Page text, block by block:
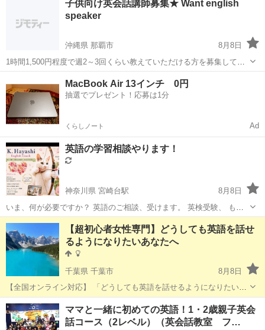
ッスンをご提供します。 現在提供中のサービスは、 ①マンツーマン英
会話レッスン ②企業向けオン...
子供向け英会話講師募集★ Want english
speaker
沖縄県 那覇市
8月8日
1時間1,500円程度で週2～3回くらい教えていただける方を募集してい
ます！ カフェ代は別途こちらで負担します。 平日は夕～夜間、土日等
は午前中も可。 We seek a teacher who speak...
MacBook Air 13インチ 0円
抽選でプレゼント！応募は1分
くらしノート Ad
英語の学習相談やります！
神奈川県 宮崎台駅
8月8日
いま、何が必要ですか？ 英語のご相談、受けます。 英検受験、 もう
一度英語やりたい、 〇〇までにこの状態に… まずは相談してみません
か？ オンラインで行いますので、どちらにお住まいでも構いません
(^^)
神奈川 川崎市 宮崎台駅 英語 状態
【超初心者女性専門】どうしても英語を話せ
るようになりたいあなたへ
千葉県 千葉市
8月8日
【全国オンライン対応】 「どうしても英語を話せるようになりたい」
でも、 何から始めたらいいのか分からない。 単語も文法も自信がな
い。 いざ話そうとすると、頭が真っ白になる。 オンライ...
千葉 千葉市 50代
ママと一緒に初めての英語！1・2歳親子英会
話コース（2レベル）（英会話教室 フ…